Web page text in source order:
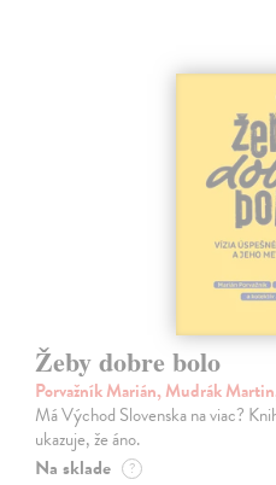
Žeby dobre bolo
Porvažník Marián, Mudrák
Má Východ Slovenska na viac?
ukazuje, že áno.
Na sklade ?